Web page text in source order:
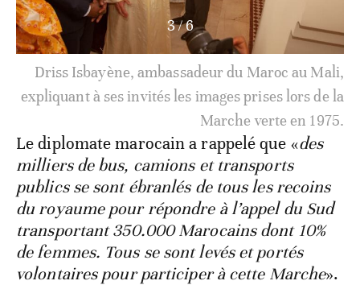
3/6
Driss Isbayène, ambassadeur du Maroc au Mali,
expliquant à ses invités les images prises lors de la
Marche verte en 1975.
Le diplomate marocain a rappelé que «des
milliers de bus, camions et transports
publics se sont ébranlés de tous les recoins
du royaume pour répondre à l’appel du Sud
transportant 350.000 Marocains dont 10%
de femmes. Tous se sont levés et portés
volontaires pour participer à cette Marche».